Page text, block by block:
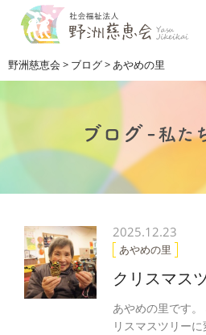
野洲慈恵会 > ブログ>あやめの里
2025.12.23
あやめの里
クリスマス
あやめの里です
リスマスツリーに